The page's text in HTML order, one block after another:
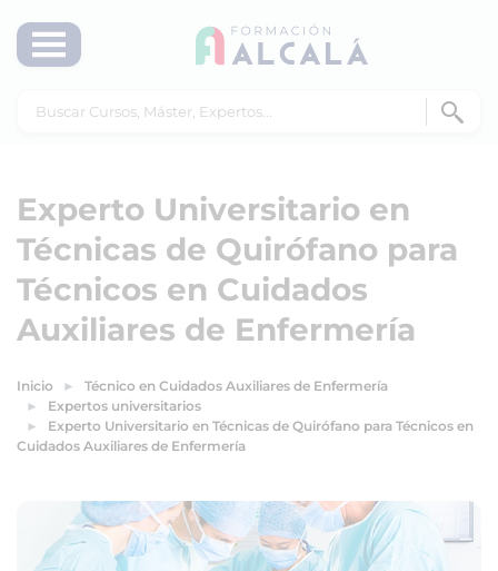
Experto Universitario en
Técnicas de Quirófano para
Técnicos en Cuidados
Auxiliares de Enfermería
Inicio
Técnico en Cuidados Auxiliares de Enfermería
Expertos universitarios
Experto Universitario en Técnicas de Quirófano para Técnicos en
Cuidados Auxiliares de Enfermería